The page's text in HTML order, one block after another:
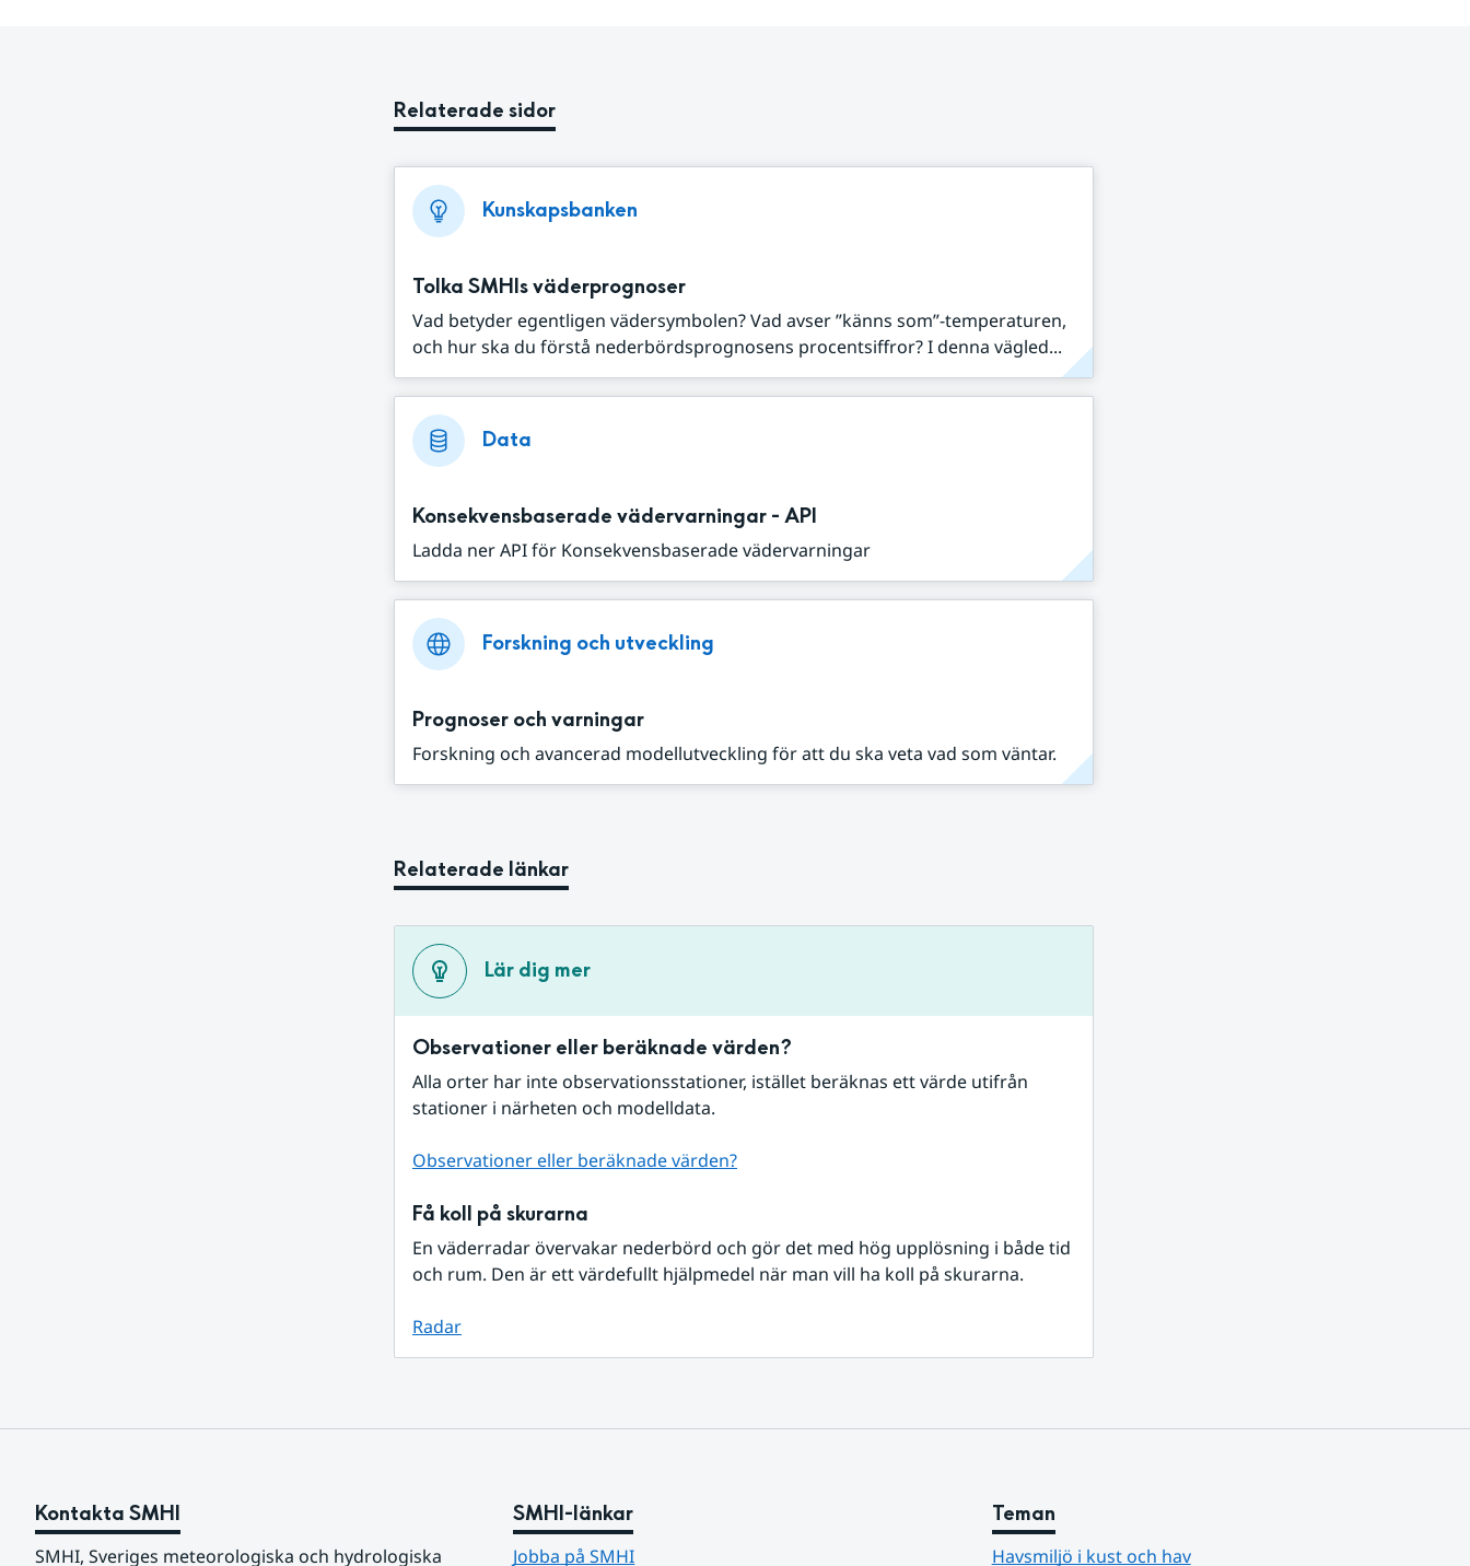
Relaterade sidor
Kunskapsbanken
Tolka SMHIs väderprognoser
Vad betyder egentligen vädersymbolen? Vad avser ”känns som”-temperaturen,
och hur ska du förstå nederbördsprognosens procentsiffror? I denna vägled...
Data
Konsekvensbaserade vädervarningar - API
Ladda ner API för Konsekvensbaserade vädervarningar
Forskning och utveckling
Prognoser och varningar
Forskning och avancerad modellutveckling för att du ska veta vad som väntar.
Relaterade länkar
Lär dig mer
Observationer eller beräknade värden?
Alla orter har inte observationsstationer, istället beräknas ett värde utifrån
stationer i närheten och modelldata.
Observationer eller beräknade värden?
Få koll på skurarna
En väderradar övervakar nederbörd och gör det med hög upplösning i både tid
och rum. Den är ett värdefullt hjälpmedel när man vill ha koll på skurarna.
Radar
Kontakta SMHI
SMHI, Sveriges meteorologiska och hydrologiska
SMHI-länkar
Jobba på SMHI
Teman
Havsmiljö i kust och hav